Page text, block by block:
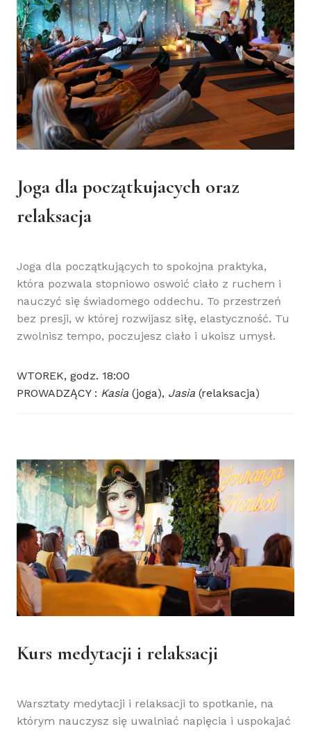
Joga dla początkujacych oraz
relaksacja
Joga dla początkujących to spokojna praktyka,
która pozwala stopniowo oswoić ciało z ruchem i
nauczyć się świadomego oddechu. To przestrzeń
bez presji, w której rozwijasz siłę, elastyczność. Tu
zwolnisz tempo, poczujesz ciało i ukoisz umysł.
WTOREK, godz. 18:00
PROWADZĄCY : Kasia (joga), Jasia (relaksacja)
Kurs medytacji i relaksacji
Warsztaty medytacji i relaksacji to spotkanie, na
którym nauczysz się uwalniać napięcia i uspokajać